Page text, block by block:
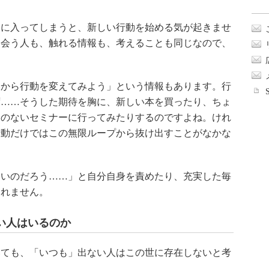
ってしまうと、新しい行動を始める気が起きませ
う人も、触れる情報も、考えることも同じなので、
行動を変えてみよう」という情報もあります。行
そうした期待を胸に、新しい本を買ったり、ちょ
ないセミナーに行ってみたりするのですよね。けれ
だけではこの無限ループから抜け出すことがなかな
のだろう……」と自分自身を責めたり、充実した毎
ません。
人はいるのか
、「いつも」出ない人はこの世に存在しないと考